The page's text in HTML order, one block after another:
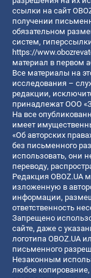
ссылки на сайт
получении
обязательном
систем,
https://
материал в первом
Все материалы на
исследования –
редакции,
принадлежат ООО
На все
имеет
«Об авторских
без письменного
использовать, они
переводу,
Редакция OBOZ.UA
изложенную в
информации,
ответственность
Запрещено
сайте, даже с
логотипа OBOZ.UA
письменного
Незаконным
любое